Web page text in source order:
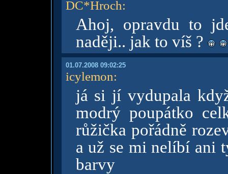
DC*Hroch:
Ahoj, opravdu to
naději.. jak to víš ?
01.07.2008 09:02:25
icylemon:
já si jí vydupala
modrý poupátko
růžička pořádně
a už se mi nelíbí ani
barvy